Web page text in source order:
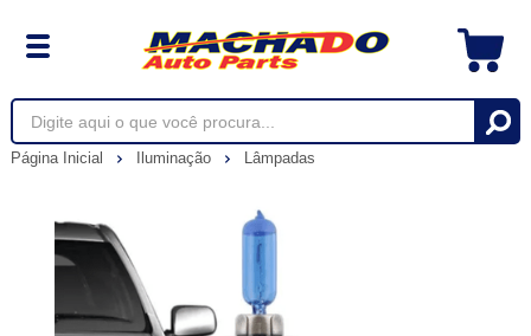
Página Inicial Iluminação Lâmpadas